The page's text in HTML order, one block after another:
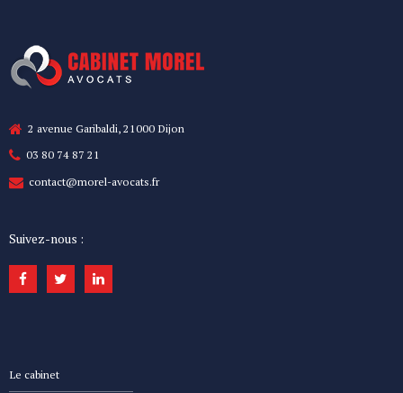
2 avenue Garibaldi, 21000 Dijon
03 80 74 87 21
contact@morel-avocats.fr
Suivez-nous :
Le cabinet